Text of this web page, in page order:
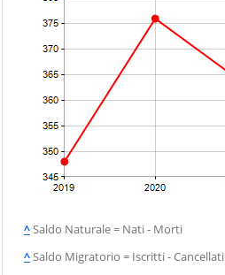
^Saldo Naturale = Nati - Morti
^Saldo Migratorio = Iscritti - Cancellati